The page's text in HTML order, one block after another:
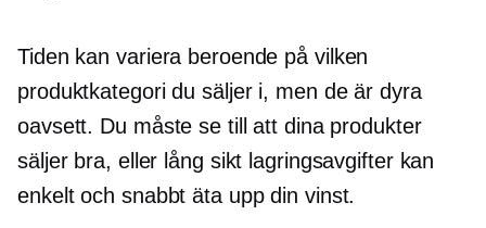
Tiden kan variera beroende på vilken
produktkategori du säljer i, men de är dyra
oavsett. Du måste se till att dina produkter
säljer bra, eller lång sikt lagringsavgifter kan
enkelt och snabbt äta upp din vinst.